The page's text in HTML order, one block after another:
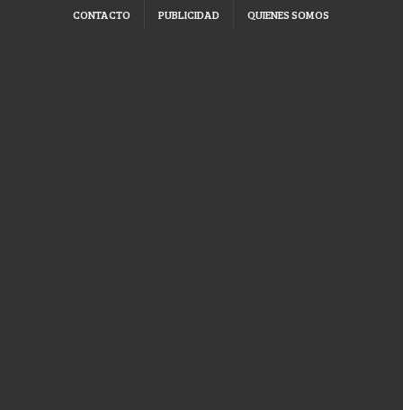
CONTACTO PUBLICIDAD QUIENES SOMOS